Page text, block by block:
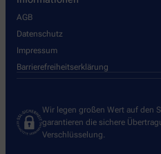
AGB
Datenschutz
Impressum
Barrierefreiheitserklärung
Wir legen großen Wert auf den
garantieren die sichere
Verschlüsselung.